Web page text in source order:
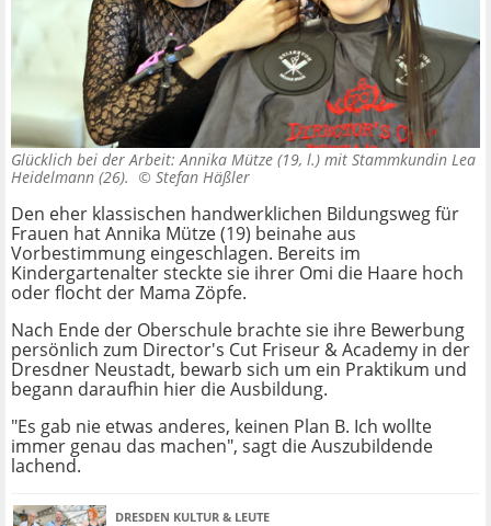
Glücklich bei der Arbeit: Annika Mütze (19, l.) mit Stammkundin Lea
Heidelmann (26). © Stefan Häßler
Den eher klassischen handwerklichen Bildungsweg für
Frauen hat Annika Mütze (19) beinahe aus
Vorbestimmung eingeschlagen. Bereits im
Kindergartenalter steckte sie ihrer Omi die Haare hoch
oder flocht der Mama Zöpfe.
Nach Ende der Oberschule brachte sie ihre Bewerbung
persönlich zum Director's Cut Friseur & Academy in der
Dresdner Neustadt, bewarb sich um ein Praktikum und
begann daraufhin hier die Ausbildung.
"Es gab nie etwas anderes, keinen Plan B. Ich wollte
immer genau das machen", sagt die Auszubildende
lachend.
DRESDEN KULTUR & LEUTE